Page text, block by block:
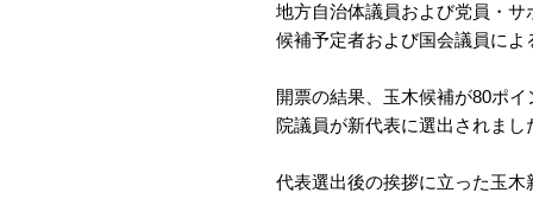
地方自治体議員および党員・
候補予定者および国会議員によ
開票の結果、玉木候補が80ポ
院議員が新代表に選出されまし
代表選出後の挨拶に立った玉